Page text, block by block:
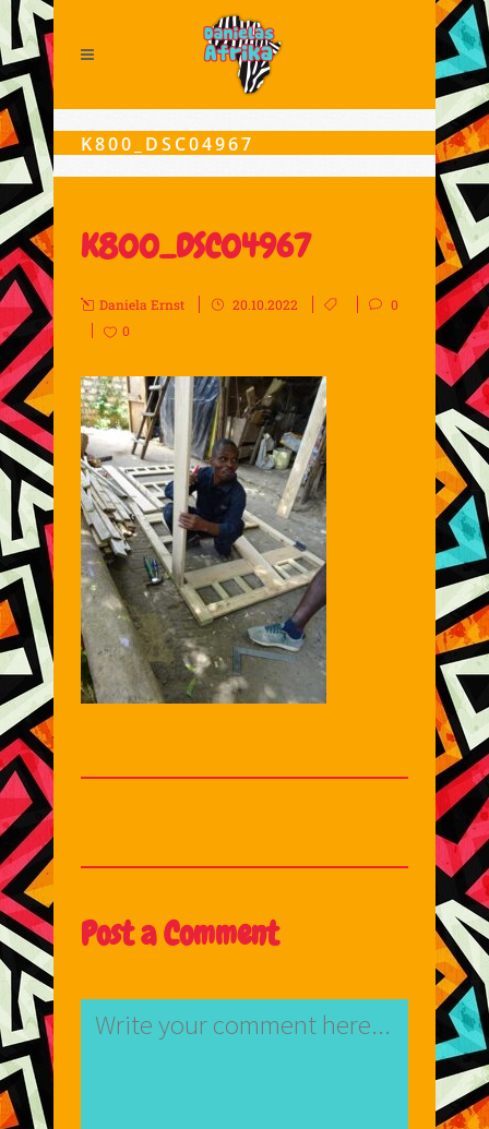
K800_DSC04967
K800_DSC04967
Daniela Ernst 20.10.2022
0
0
Post a Comment